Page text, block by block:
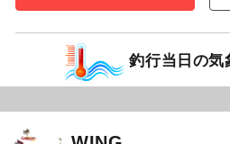
釣行当日の気